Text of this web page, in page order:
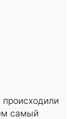
самый